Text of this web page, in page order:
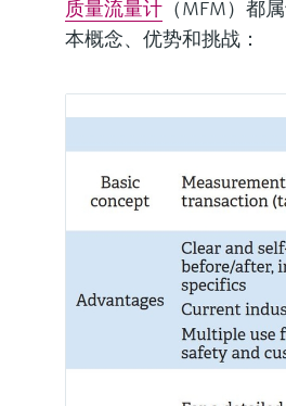
质量流量计 （MFM）都
本概念、优势和挑战：